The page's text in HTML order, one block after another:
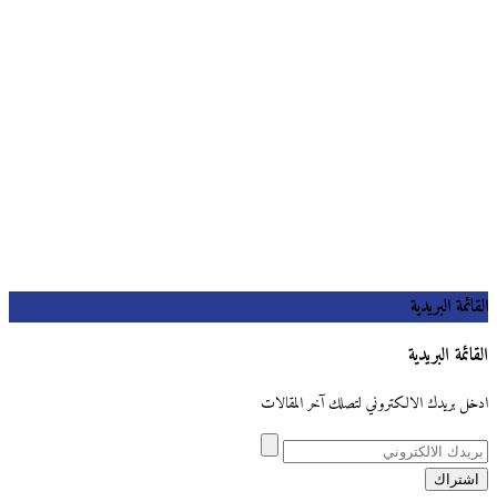
القائمة البريدية
القائمة البريدية
ادخل بريدك الالكتروني لتصلك آخر المقالات